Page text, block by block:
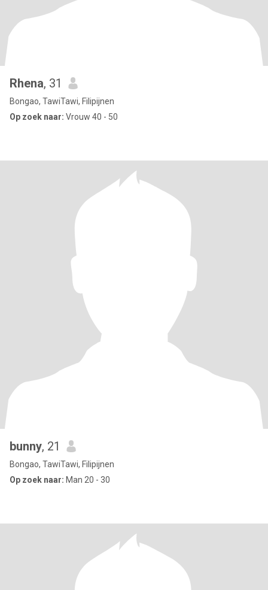
Rhena, 31
Bongao, TawiTawi, Filipijnen
Op zoek naar: Vrouw 40 - 50
bunny, 21
Bongao, TawiTawi, Filipijnen
Op zoek naar: Man 20 - 30